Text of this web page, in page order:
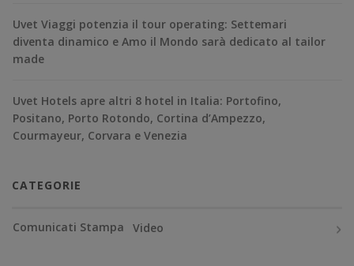
Uvet Viaggi potenzia il tour operating: Settemari
diventa dinamico e Amo il Mondo sarà dedicato al tailor
made
Uvet Hotels apre altri 8 hotel in Italia: Portofino,
Positano, Porto Rotondo, Cortina d’Ampezzo,
Courmayeur, Corvara e Venezia
CATEGORIE
Comunicati Stampa Video